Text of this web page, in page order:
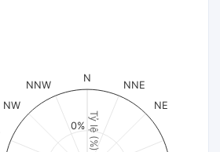
Tỷ lệ (%)
N
NNE
NE
NW
NNW
0%